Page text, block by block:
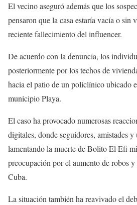
El vecino aseguró además que los
pensaron que la casa estaría vacía o sin
reciente fallecimiento del influencer.
De acuerdo con la denuncia, los
posteriormente por los techos de
hacia el patio de un policlínico ubicado
municipio Playa.
El caso ha provocado numerosas
digitales, donde seguidores, amistades
lamentando la muerte de Bolito El Efi
preocupación por el aumento de robos
Cuba.
La situación también ha reavivado el